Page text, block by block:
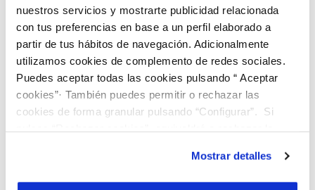
nuestros servicios y mostrarte publicidad relacionada
con tus preferencias en base a un perfil elaborado a
partir de tus hábitos de navegación. Adicionalmente
utilizamos cookies de complemento de redes sociales.
Puedes aceptar todas las cookies pulsando “ Aceptar
cookies”· También puedes permitir o rechazar las
cookies de forma granular pulsando “Configurar”. Si
son indispensables para que el sitio web funcione y que
por tanto no se pueden desactivar. Puedes consultar
Mostrar detalles